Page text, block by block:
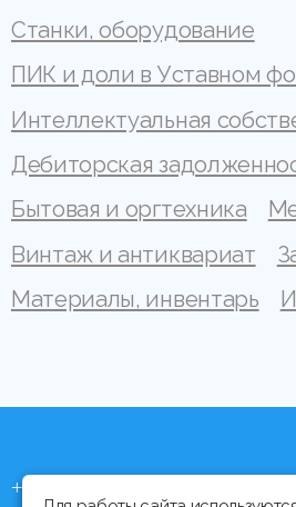
Станки, оборудование
ПИК и доли в Уставном
Интеллектуальная
Дебиторская
Бытовая и оргтехника
Винтаж и антиквариат
Материалы, инвентарь
+375 (44) 704 92 06